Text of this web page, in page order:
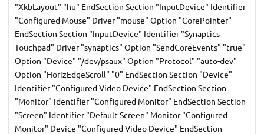
"XkbLayout" "hu" EndSection Section "InputDevice" Identifier
"Configured Mouse" Driver "mouse" Option "CorePointer"
EndSection Section "InputDevice" Identifier "Synaptics
Touchpad" Driver "synaptics" Option "SendCoreEvents" "true"
Option "Device" "/dev/psaux" Option "Protocol" "auto-dev"
Option "HorizEdgeScroll" "0" EndSection Section "Device"
Identifier "Configured Video Device" EndSection Section
"Monitor" Identifier "Configured Monitor" EndSection Section
"Screen" Identifier "Default Screen" Monitor "Configured
Monitor" Device "Configured Video Device" EndSection